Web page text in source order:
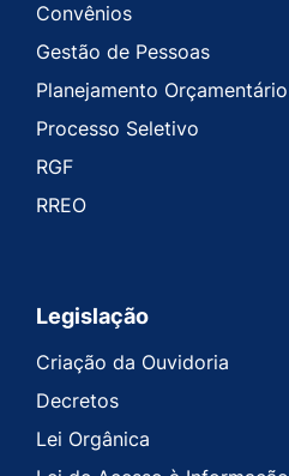
Convênios
Gestão de Pessoas
Planejamento Orçamentário
Processo Seletivo
RGF
RREO
Legislação
Criação da Ouvidoria
Decretos
Lei Orgânica